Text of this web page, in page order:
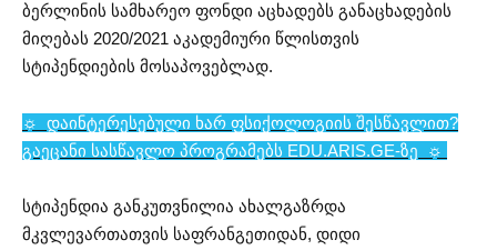
ბერლინის სამხარეო ფონდი აცხადებს განაცხადების
მიღებას 2020/2021 აკადემიური წლისთვის
სტიპენდიების მოსაპოვებლად.
☼ დაინტერესებული ხარ ფსიქოლოგიის შესწავლით?
გაეცანი სასწავლო პროგრამებს EDU.ARIS.GE-ზე ☼
სტიპენდია განკუთვნილია ახალგაზრდა
მკვლევართათვის საფრანგეთიდან, დიდი